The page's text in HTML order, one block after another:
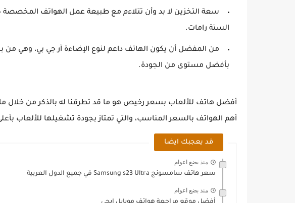
سعة التخزين لا بد وأن تتلاءم مع طبيعة عمل الهواتف
الستة رامات.
من المفضل أن يكون الهاتف داعم لنوع الإضاءة آر جي بي، وهي من
بأفضل مستوى من الجودة.
أفضل هاتف للألعاب بسعر رخيص هو ما قد تطرقنا له بالذكر من
أهم الهواتف بالسعر المناسب، والتي تمتاز بجودة تشغيلها للألعاب
قد يعجبك ايضا
منذ بضع اعوام
سعر هاتف سامسونج Samsung s23 Ultra في جميع الدول العربية
منذ بضع اعوام